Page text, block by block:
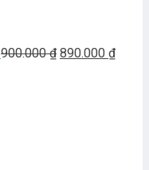
900.000₫ 890.000 ₫